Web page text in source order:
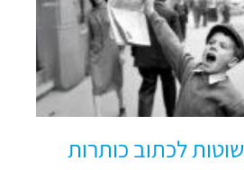
לכתוב כותרות